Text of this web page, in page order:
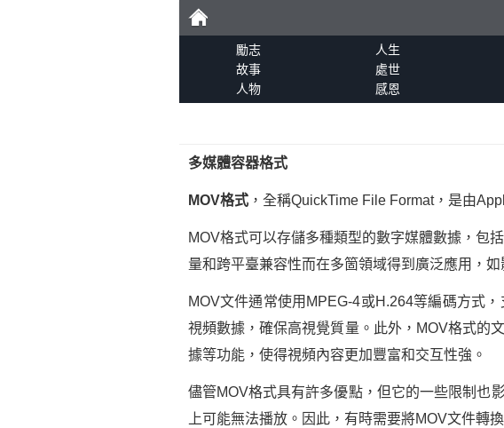
勵
勵志 人生
故事
處世
人物
感恩
多媒體容器格式
MOV格式，全稱QuickTime File Format，是由
MOV格式可以存儲多種類型的數字媒體數據，包
量和跨平臺兼容性而在多箇領域得到廣泛應用，
MOV文件通常使用MPEG-4或H.264等編碼方式
視頻數據，確保高視覺質量。此外，MOV格式的
據等功能，使得視頻內容更加豐富和交互性強。
儘管MOV格式具有許多優點，但它的一些限制也
上可能無法播放。因此，有時需要將MOV文件轉